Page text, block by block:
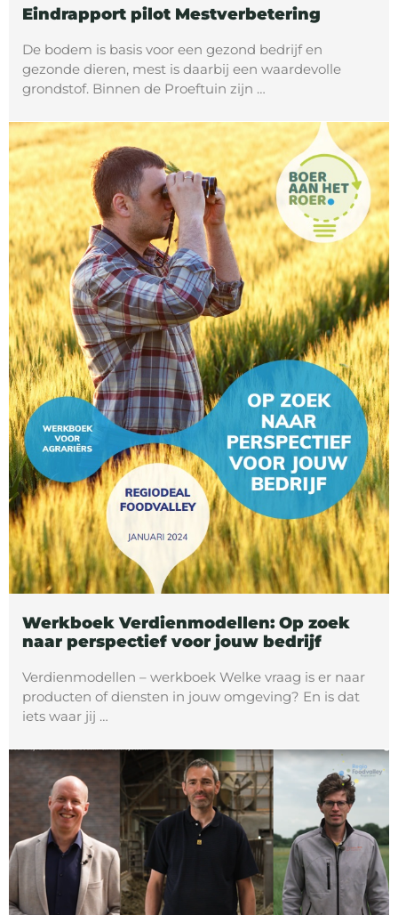
Eindrapport pilot Mestverbetering
De bodem is basis voor een gezond bedrijf en
gezonde dieren, mest is daarbij een waardevolle
grondstof. Binnen de Proeftuin zijn …
Werkboek Verdienmodellen: Op zoek
naar perspectief voor jouw bedrijf
Verdienmodellen – werkboek Welke vraag is er naar
producten of diensten in jouw omgeving? En is dat
iets waar jij …